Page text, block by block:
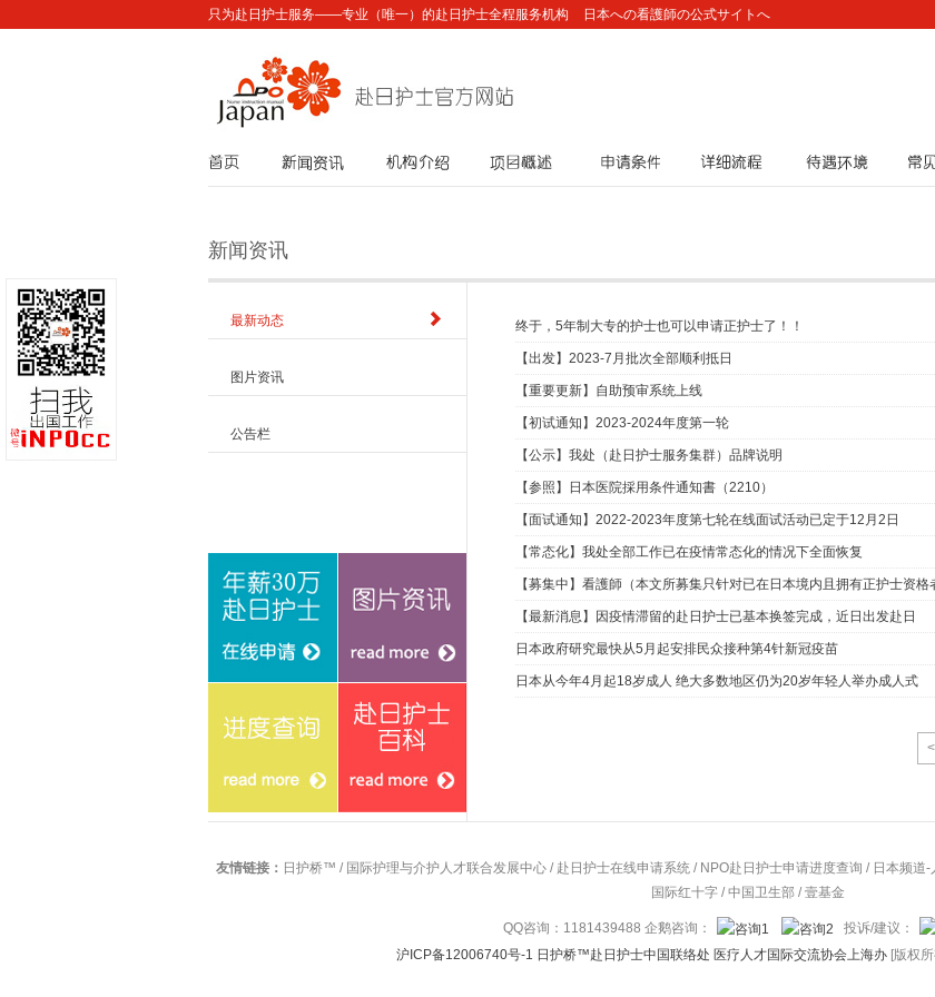
只为赴日护士服务——专业（唯一）的赴日护士全程服务机构 日本への看護師の公式サイトへ
新闻资讯
最新动态
图片资讯
公告栏
在线申请 图片资讯
终于，5年制大专的护士也可以申请正护士了！！
【出发】2023-7月批次全部顺利抵日
【重要更新】自助预审系统上线
【初试通知】2023-2024年度第一轮
【公示】我处（赴日护士服务集群）品牌说明
【参照】日本医院採用条件通知書（2210）
【面试通知】2022-2023年度第七轮在线面试活动已定于12月2日
【常态化】我处全部工作已在疫情常态化的情况下全面恢复
【募集中】看護師（本文所募集只针对已在日本境内且拥有正护士资格
【最新消息】因疫情滞留的赴日护士已基本换签完成，近日出发赴日
日本政府研究最快从5月起安排民众接种第4针新冠疫苗
日本从今年4月起18岁成人 绝大多数地区仍为20岁年轻人举办成人式
<
友情链接： 日护桥™ / 国际护理与介护人才联合发展中心/ 赴日护士在线申请系统/ NPO赴日护士申请进度查询 / 日本频道-
国际红十字 /中国卫生部 /壹基金
QQ咨询：1181439488 企鹅咨询：
投诉/建议：
沪ICP备12006740号-1 日护桥™赴日护士中国联络处 医疗人才国际交流协会上海办 [版权